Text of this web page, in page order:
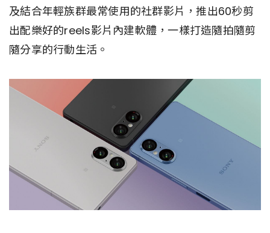
及結合年輕族群最常使用的社群影片，推出60秒剪
出配樂好的reels影片內建軟體，一樣打造隨拍隨剪
隨分享的行動生活。